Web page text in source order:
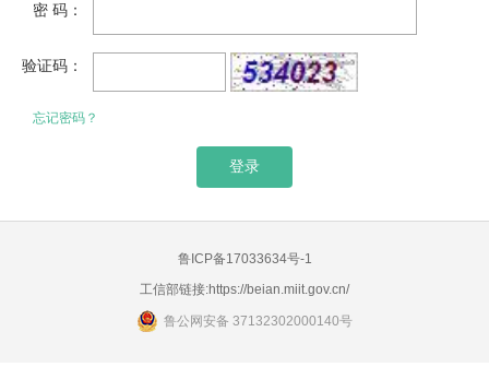
密 码：
验证码：
忘记密码？
鲁ICP备17033634号-1
工信部链接:https://beian.miit.gov.cn/
鲁公网安备 37132302000140号